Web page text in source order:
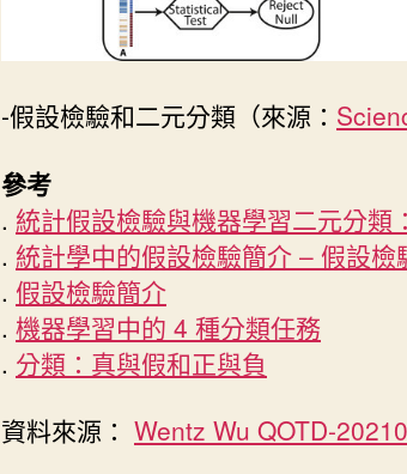
-假設檢驗和二元分類（來源：
參考
. 統計假設檢驗與機器學習二元分類
. 統計學中的假設檢驗簡介 – 假設檢
. 假設檢驗簡介
. 機器學習中的 4 種分類任務
. 分類：真與假和正與負
資料來源： Wentz Wu QOTD-